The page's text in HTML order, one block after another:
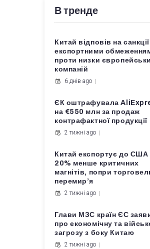
В тренде
Китай відповів на
експортними
проти низки
компаній
6 днів ago
ЄК оштрафувала
на €550 млн за продаж
контрафактної продукції
2 тижні ago
Китай експортує до США
20% менше критичних
магнітів, попри
перемир’я
2 тижні ago
Глави МЗС країн ЄС
про економічну та
загрозу з боку Китаю
2 тижні ago